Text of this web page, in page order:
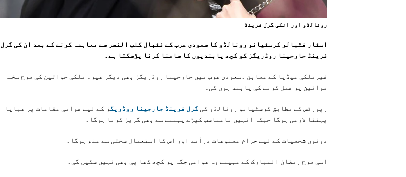
رونالڈو اور انکی گرل فرينڈ
اسٹار فٹبالر کرسٹیانو رونالڈو کا سعودی عرب کے فٹبال کلب النصر سے معاہدہ کرنے کے بعد ان کی گرل
فرینڈ جارجینا روڈریگز کو کچھ پابندیوں کا سامنا کرنا پڑسکتا ہے۔
غیرملکی میڈیا کے مطابق ۔سعودی عرب میں جارجینا روڈریگز بھی دیگر غیر۔ ملکی خواتین کی طرح سخت
قوانین پر عمل کرنے کی پابند ہوں گی۔
رپورٹس کے مطابق کرسٹیانو رونالڈو کی گرل فرینڈ جارجینا روڈریگز کے لیے عوامی مقامات پر عبایا
پہننا لازمی ہوگا جبکہ انہیں نامناسب کپڑے پہننے سے بھی گریز کرنا ہوگا۔
دونوں شخصیات کے لیے حرام مصنوعات درآمد اور اس کا استعمال سختی سے منع ہوگا۔
اسی طرح رمضان المبارک کے مہینے وہ عوامی جگہ پر کچھ کھا پی بھی نہیں سکیں گی۔